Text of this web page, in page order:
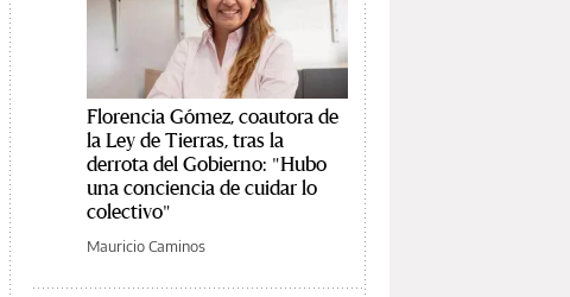
Florencia Gómez, coautora de
la Ley de Tierras, tras la
derrota del Gobierno: "Hubo
una conciencia de cuidar lo
colectivo"
Mauricio Caminos